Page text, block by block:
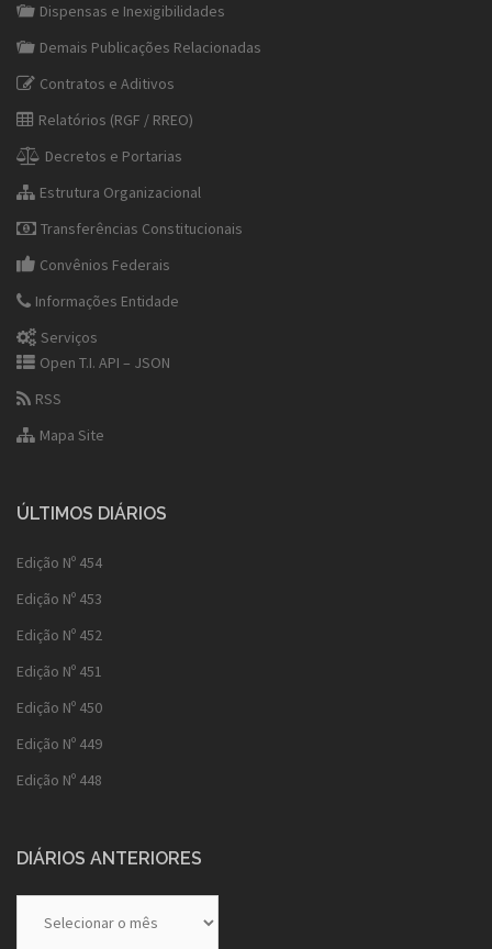
Dispensas e Inexigibilidades
Demais Publicações Relacionadas
Contratos e Aditivos
Relatórios (RGF / RREO)
Decretos e Portarias
Estrutura Organizacional
Transferências Constitucionais
Convênios Federais
Informações Entidade
Serviços
Open T.I. API – JSON
RSS
Mapa Site
ÚLTIMOS DIÁRIOS
Edição Nº 454
Edição Nº 453
Edição Nº 452
Edição Nº 451
Edição Nº 450
Edição Nº 449
Edição Nº 448
DIÁRIOS ANTERIORES
Anteriores